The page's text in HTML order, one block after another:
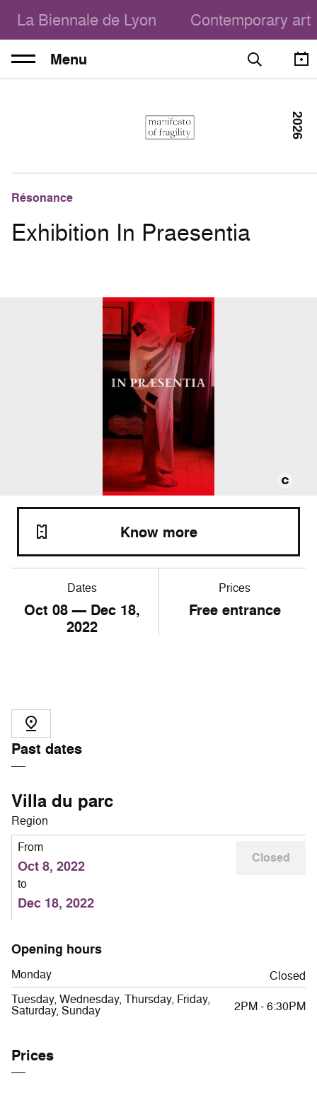
La Biennale de Lyon Contemporary art
Menu
Résonance
Exhibition In Praesentia
2026
Dates
Oct08— Dec 18,
2022
Prices
Free entrance
Know more
Past dates
Villa du parc
Region
From
Oct 8, 2022
to
Dec 18, 2022
Closed
Opening hours
Monday
Closed
Tuesday, Wednesday, Thursday, Friday,
Saturday, Sunday 2PM - 6:30PM
Prices